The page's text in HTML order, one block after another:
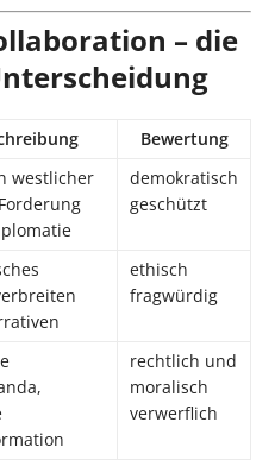
– die
Bewertung
westlicher
demokratisch
geschützt
ethisch
fragwürdig
rechtlich und
moralisch
verwerflich